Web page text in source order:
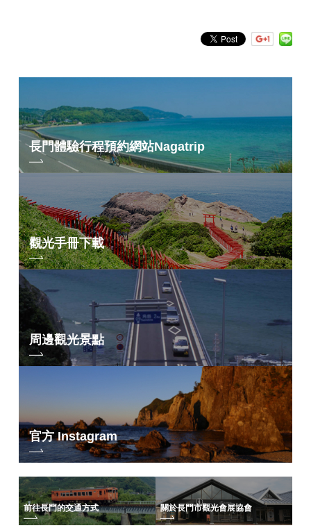
長門體驗行程預約網站Nagatrip
觀光手冊下載
周邊觀光景點
官方 Instagram
前往長門的交通方式 關於長門市觀光會展協會